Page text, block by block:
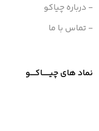
- درباره چیاکو
- تماس با ما
نماد های چیــــــاکــــو